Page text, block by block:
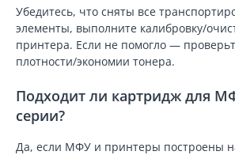
Убедитесь, что сняты все
элементы, выполните калибровку/
принтера. Если не помогло —
плотности/экономии тонера.
Подходит ли картридж для
серии?
Да, если МФУ и принтеры построены